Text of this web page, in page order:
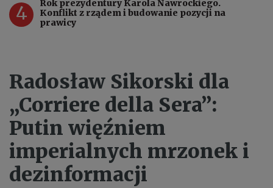
4
Rok prezydentury Karola Nawrockiego.
Konflikt z rządem i budowanie pozycji na
prawicy
Radosław Sikorski dla
„Corriere della Sera”:
Putin więźniem
imperialnych mrzonek i
dezinformacji